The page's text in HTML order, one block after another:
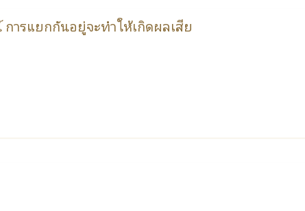
ารแยกกันอยู่จะทำให้เกิดผลเสีย